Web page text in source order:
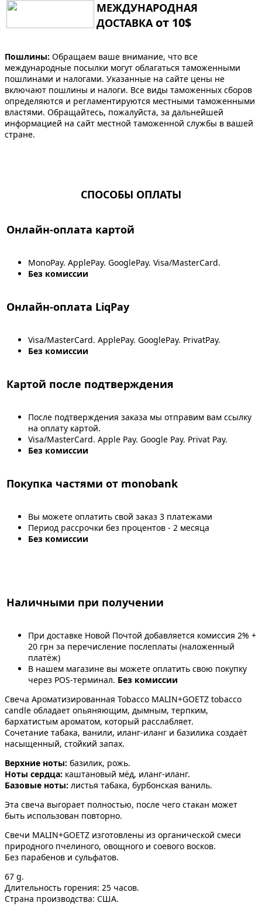
МЕЖДУНАРОДНАЯ
ДОСТАВКА от 10$
Пошлины: Обращаем ваше внимание, что все
международные посылки могут облагаться таможенными
пошлинами и налогами. Указанные на сайте цены не
включают пошлины и налоги. Все виды таможенных сборов
определяются и регламентируются местными таможенными
властями. Обращайтесь, пожалуйста, за дальнейшей
информацией на сайт местной таможенной службы в вашей
стране.
СПОСОБЫ ОПЛАТЫ
Онлайн-оплата картой
MonoPay. ApplePay. GooglePay. Visa/MasterCard.
Без комиссии
Онлайн-оплата LiqPay
Visa/MasterCard. ApplePay. GooglePay. PrivatPay.
Без комиссии
Картой после подтверждения
После подтверждения заказа мы отправим вам ссылку
на оплату картой.
Visa/MasterCard. Apple Pay. Google Pay. Privat Pay.
Без комиссии
Покупка частями от monobank
Вы можете оплатить свой заказ 3 платежами
Период рассрочки без процентов - 2 месяца
Без комиссии
Наличными при получении
При доставке Новой Почтой добавляется комиссия 2% +
20 грн за перечисление послеплаты (наложенный
платёж)
В нашем магазине вы можете оплатить свою покупку
через POS-терминал. Без комиссии
Свеча Ароматизированная Tobacco MALIN+GOETZ tobacco
candle обладает опьяняющим, дымным, терпким,
бархатистым ароматом, который расслабляет.
Сочетание табака, ванили, иланг-иланг и базилика создаёт
насыщенный, стойкий запах.
Верхние ноты: базилик, рожь.
Ноты сердца: каштановый мёд, иланг-иланг.
Базовые ноты: листья табака, бурбонская ваниль.
Эта свеча выгорает полностью, после чего стакан может
быть использован повторно.
Свечи MALIN+GOETZ изготовлены из органической смеси
природного пчелиного, овощного и соевого восков.
Без парабенов и сульфатов.
67 g.
Длительность горения: 25 часов.
Страна производства: США.